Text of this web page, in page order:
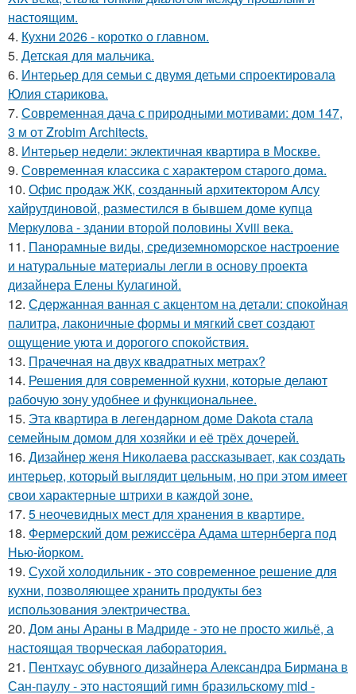
настоящим.
4. Кухни 2026 - коротко о главном.
5. Детская для мальчика.
6. Интерьер для семьи с двумя детьми спроектировала
Юлия старикова.
7. Современная дача с природными мотивами: дом 147,
3 м от Zrobim Architects.
8. Интерьер недели: эклектичная квартира в Москве.
9. Современная классика с характером старого дома.
10. Офис продаж ЖК, созданный архитектором Алсу
хайрутдиновой, разместился в бывшем доме купца
Меркулова - здании второй половины Xviii века.
11. Панорамные виды, средиземноморское настроение
и натуральные материалы легли в основу проекта
дизайнера Елены Кулагиной.
12. Сдержанная ванная с акцентом на детали: спокойная
палитра, лаконичные формы и мягкий свет создают
ощущение уюта и дорогого спокойствия.
13. Прачечная на двух квадратных метрах?
14. Решения для современной кухни, которые делают
рабочую зону удобнее и функциональнее.
15. Эта квартира в легендарном доме Dakota стала
семейным домом для хозяйки и её трёх дочерей.
16. Дизайнер женя Николаева рассказывает, как создать
интерьер, который выглядит цельным, но при этом имеет
свои характерные штрихи в каждой зоне.
17. 5 неочевидных мест для хранения в квартире.
18. Фермерский дом режиссёра Адама штернберга под
Нью-йорком.
19. Сухой холодильник - это современное решение для
кухни, позволяющее хранить продукты без
использования электричества.
20. Дом аны Араны в Мадриде - это не просто жильё, а
настоящая творческая лаборатория.
21. Пентхаус обувного дизайнера Александра Бирмана в
Сан-паулу - это настоящий гимн бразильскому mid -